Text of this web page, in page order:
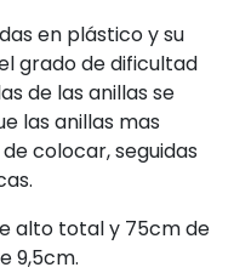
en plástico y su
grado de dificultad
de las anillas se
las anillas mas
colocar, seguidas
alto total y 75cm de
9,5cm.